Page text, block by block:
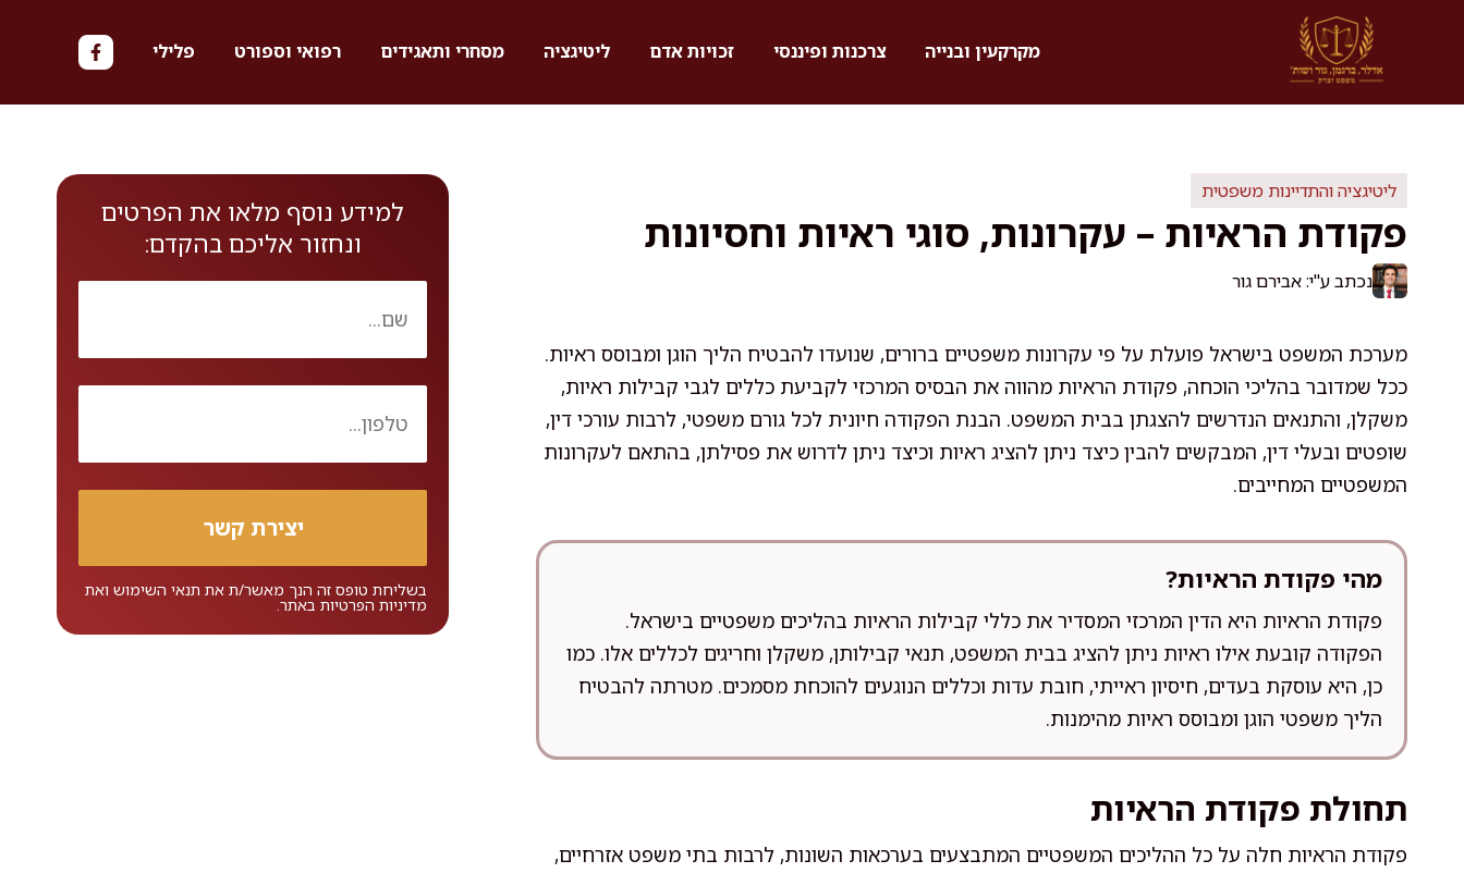
מקרקעין ובנייה צרכנות ופיננסי זכויות אדם ליטיגציה מסחרי ותאגידים רפואי וספורט פלילי
ליטיגציה והתדיינות משפטית
פקודת הראיות – עקרונות, סוגי ראיות וחסיונות
נכתב ע"י: אבירם גור
מערכת המשפט בישראל פועלת על פי עקרונות משפטיים ברורים, שנועדו להבטיח הליך הוגן ומבוסס ראיות.
ככל שמדובר בהליכי הוכחה, פקודת הראיות מהווה את הבסיס המרכזי לקביעת כללים לגבי קבילות ראיות,
משקלן, והתנאים הנדרשים להצגתן בבית המשפט. הבנת הפקודה חיונית לכל גורם משפטי, לרבות עורכי דין,
שופטים ובעלי דין, המבקשים להבין כיצד ניתן להציג ראיות וכיצד ניתן לדרוש את פסילתן, בהתאם לעקרונות
המשפטיים המחייבים.
מהי פקודת הראיות?
פקודת הראיות היא הדין המרכזי המסדיר את כללי קבילות הראיות בהליכים משפטיים בישראל.
הפקודה קובעת אילו ראיות ניתן להציג בבית המשפט, תנאי קבילותן, משקלן וחריגים לכללים אלו. כמו
כן, היא עוסקת בעדים, חיסיון ראייתי, חובת עדות וכללים הנוגעים להוכחת מסמכים. מטרתה להבטיח
הליך משפטי הוגן ומבוסס ראיות מהימנות.
תחולת פקודת הראיות
פקודת הראיות חלה על כל ההליכים המשפטיים המתבצעים בערכאות השונות, לרבות בתי משפט אזרחיים,
למידע נוסף מלאו את הפרטים
ונחזור אליכם בהקדם:
בשליחת טופס זה הנך מאשר/ת את תנאי השימושואת
מדיניות הפרטיותבאתר.